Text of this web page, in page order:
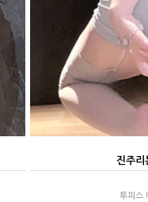
진주리
투피스